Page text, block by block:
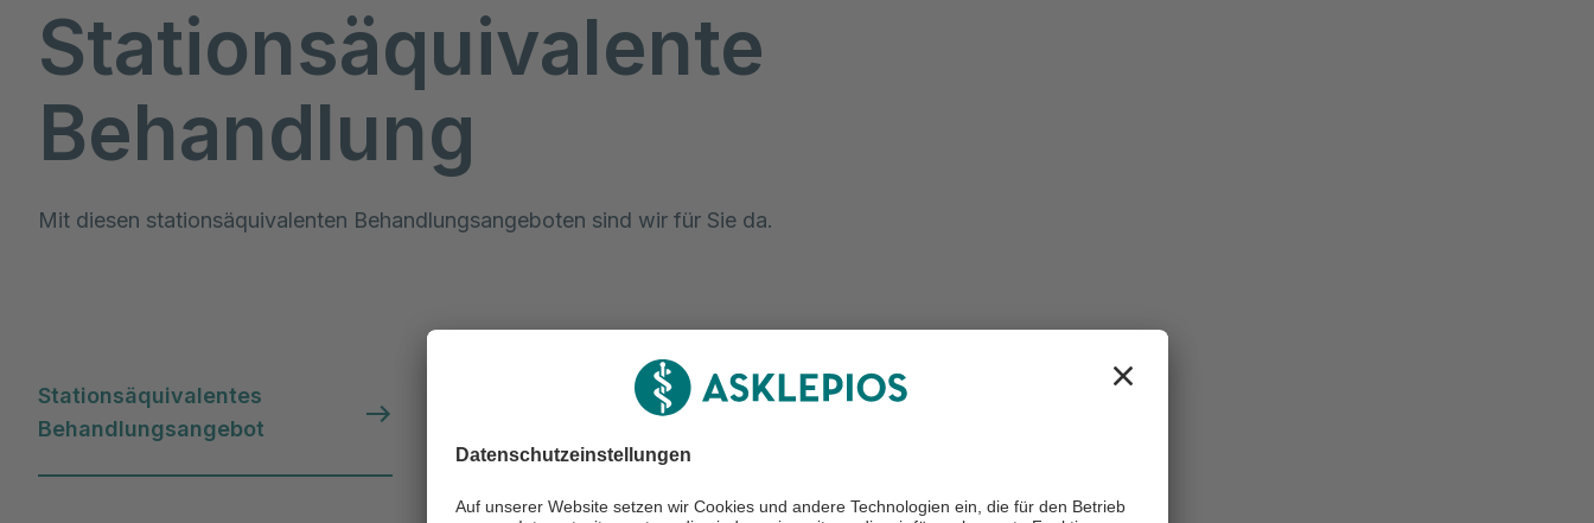
Stationsäquivalente
Behandlung
Mit diesen stationsäquivalenten Behandlungsangeboten sind wir für Sie da.
Stationsäquivalentes
Behandlungsangebot